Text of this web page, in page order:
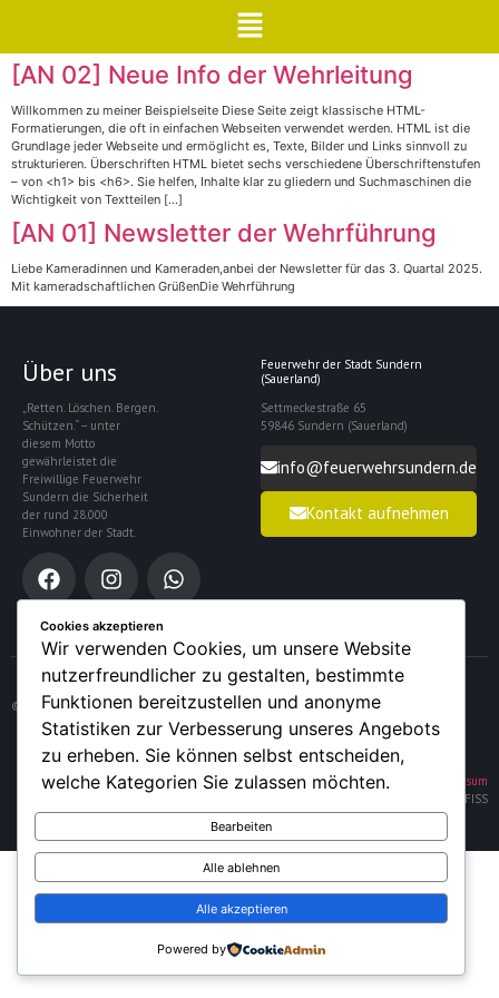
[AN 02] Neue Info der Wehrleitung
Willkommen zu meiner Beispielseite Diese Seite zeigt klassische HTML-
Formatierungen, die oft in einfachen Webseiten verwendet werden. HTML ist die
Grundlage jeder Webseite und ermöglicht es, Texte, Bilder und Links sinnvoll zu
strukturieren. Überschriften HTML bietet sechs verschiedene Überschriftenstufen
– von <h1> bis <h6>. Sie helfen, Inhalte klar zu gliedern und Suchmaschinen die
Wichtigkeit von Textteilen […]
[AN 01] Newsletter der Wehrführung
Liebe Kameradinnen und Kameraden,anbei der Newsletter für das 3. Quartal 2025.
Mit kameradschaftlichen GrüßenDie Wehrführung
Über uns
„Retten. Löschen. Bergen.
Schützen.“ – unter
diesem Motto
gewährleistet die
Freiwillige Feuerwehr
Sundern die Sicherheit
der rund 28.000
Einwohner der Stadt.
Feuerwehr der Stadt Sundern
(Sauerland)
Settmeckestraße 65
59846 Sundern (Sauerland)
info@feuerwehrsundern.de
Kontakt aufnehmen
© 2026 – Feuerwehr der Stadt Sundern (Sauerland)
Datenschutz
Impressum
FISS
Cookies akzeptieren
Wir verwenden Cookies, um unsere Website
nutzerfreundlicher zu gestalten, bestimmte
Funktionen bereitzustellen und anonyme
Statistiken zur Verbesserung unseres Angebots
zu erheben. Sie können selbst entscheiden,
welche Kategorien Sie zulassen möchten.
Bearbeiten
Alle ablehnen
Alle akzeptieren
Powered by